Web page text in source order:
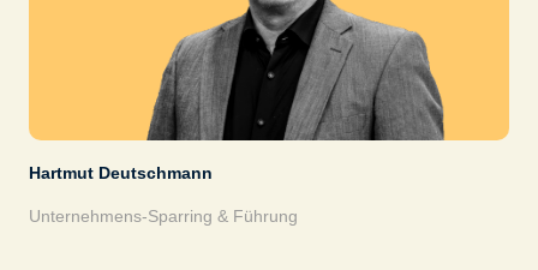
Hartmut Deutschmann
Unternehmens-Sparring & Führung